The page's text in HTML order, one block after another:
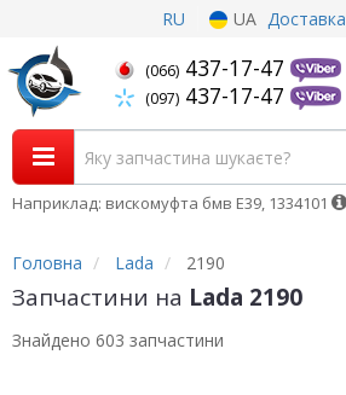
RU UA Доставка
(066) 437-17-47
(097) 437-17-47
Наприклад: вискомуфта бмв Е39, 1334101
Головна Lada 2190
Запчастини на Lada 2190
Знайдено 603 запчастини